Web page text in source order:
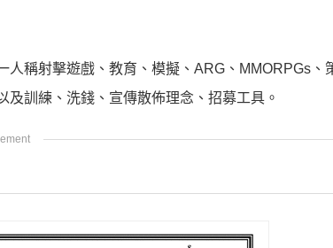
稱射擊遊戲、教育、模擬、ARG、MMORPGs、
訓練、洗錢、宣傳散佈理念、招募工具。